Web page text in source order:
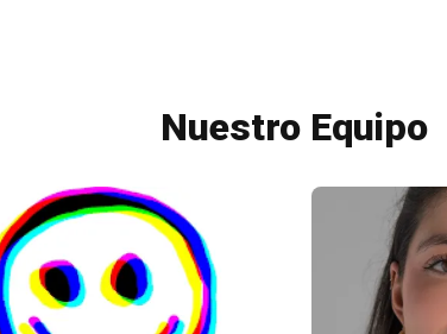
Nuestro Equipo